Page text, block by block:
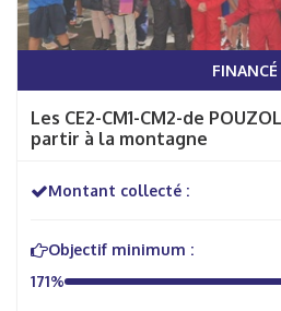
FINANCÉ
Les CE2-CM1-CM2-de
partir à la montagne
Montant collecté :
Objectif minimum :
171%